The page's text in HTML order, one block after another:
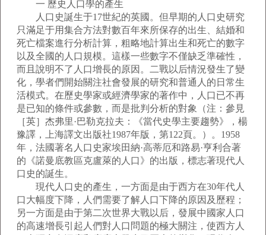
一 歷史人口學的產生
人口史誕生于17世紀的英國。但早期的人口史研究
只滿足于用集合方法對數百年來所保存的出生、結婚和
死亡檔案進行分析計算，粗略地計算出生和死亡的數字
以及全國的人口規模。這樣一些數字不僅缺乏準確性，
而且說明不了人口增長的原因。二戰以后情況發生了變
化，學者們開始關注社會發展的研究和普通人的日常生
活模式。在歷史學家或經濟學家的著作中，人口已不再
是已知的條件或參數，而是批判分析的對象（注：參見
［英］杰弗里·巴勒克拉夫：《當代史學主要趨勢》，楊
豫譯，上海譯文出版社1987年版，第122頁。）。1958
年，法國著名人口史家埃田納·高蒂厄和路易·亨利合著
的《諾曼底教區克盧萊的人口》的出版，標志著現代人
口史的誕生。
現代人口史的產生，一方面是由于西方在30年代人
口大幅度下降，人們需要了解人口下降的原因及歷程；
另一方面是由于第二次世界大戰以后，發展中國家人口
的高速增長引起人們對人口問題的極大關注，使西方人